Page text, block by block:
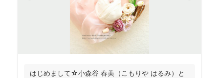
はじめまして☆小森谷 春美（こもりや はるみ）と